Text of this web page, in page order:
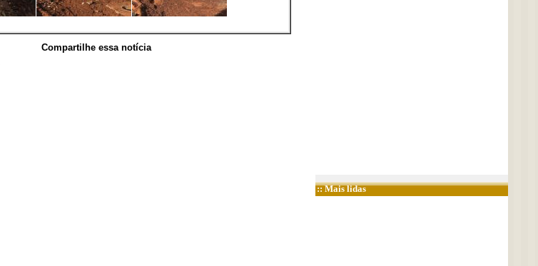
Compartilhe essa notícia
:: Mais lidas